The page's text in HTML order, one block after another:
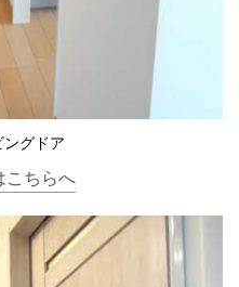
ビングドア
こちらへ